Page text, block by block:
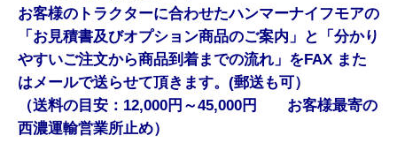
お客様のトラクターに合わせたハンマーナイフモアの
「お見積書及びオプション商品のご案内」と
「分かり
やすいご注文から商品到着までの流れ」をFAX また
はメールで送らせて頂きます。(郵送も可）
（送料の目安：12,000円～45,000円 お客様最寄の
西濃運輸営業所止め）